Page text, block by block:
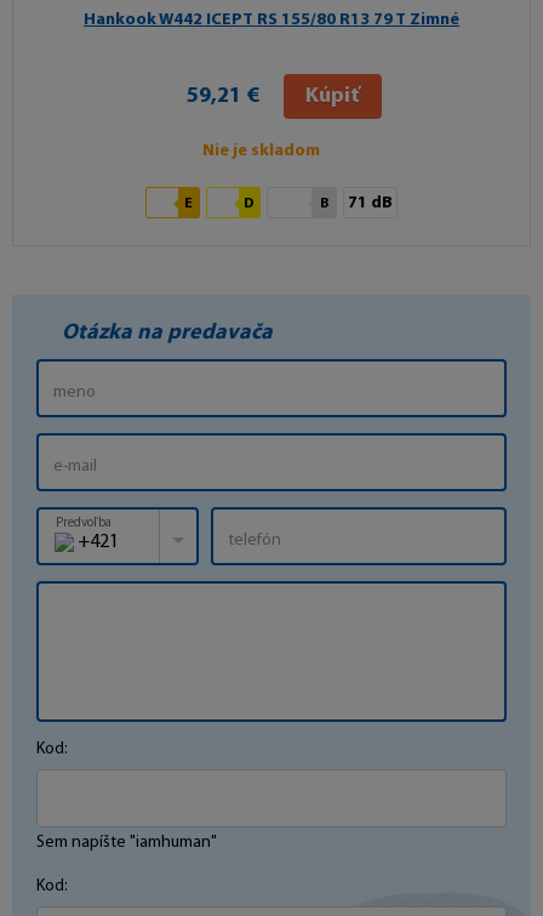
Hankook W442 ICEPT RS 155/80 R13 79 T Zimné
59,21 € Kúpiť
Nie je skladom
E D B 71 dB
Otázka na predavača
Predvoľba
+421
Kod:
Sem napíšte "iamhuman"
Kod: